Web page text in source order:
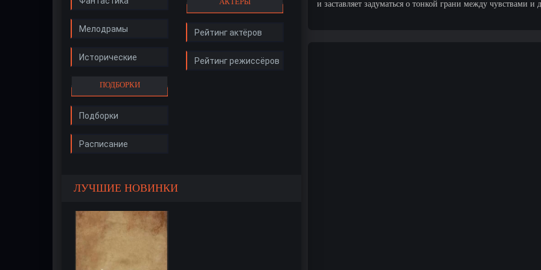
Мелодрамы
Исторические
ПОДБОРКИ
Подборки
Расписание
Рейтинг актёров
Рейтинг режиссёров
ЛУЧШИЕ НОВИНКИ
и заставляет задуматься о тонкой грани между чувствами и